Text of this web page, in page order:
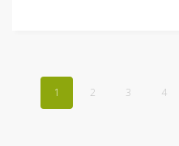
1 2 3 4